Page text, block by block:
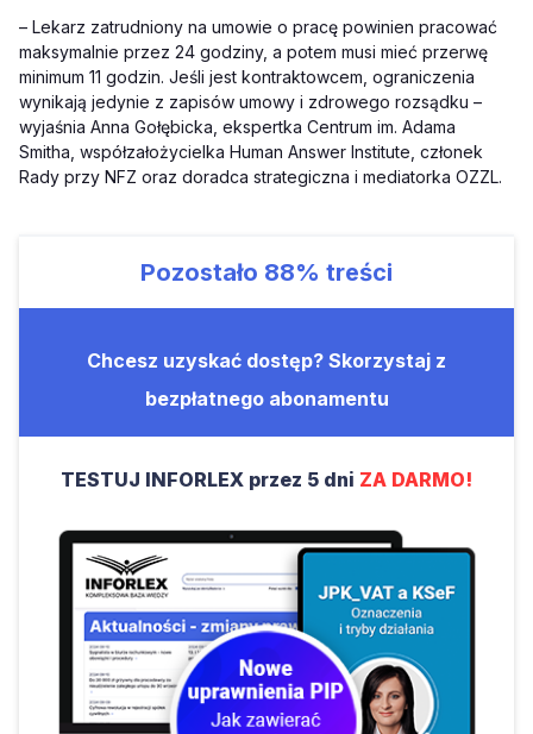
– Lekarz zatrudniony na umowie o pracę powinien pracować
maksymalnie przez 24 godziny, a potem musi mieć przerwę
minimum 11 godzin. Jeśli jest kontraktowcem, ograniczenia
wynikają jedynie z zapisów umowy i zdrowego rozsądku –
wyjaśnia Anna Gołębicka, ekspertka Centrum im. Adama
Smitha, współzałożycielka Human Answer Institute, członek
Rady przy NFZ oraz doradca strategiczna i mediatorka OZZL.
Pozostało 88% treści
Chcesz uzyskać dostęp? Skorzystaj z
bezpłatnego abonamentu
TESTUJ INFORLEX przez 5 dni ZA DARMO!